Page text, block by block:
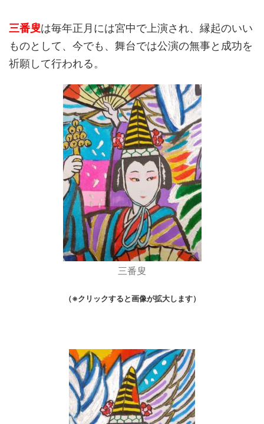
三番叟は毎年正月には宮中で上演され、縁起のいい
ものとして、今でも、舞台では公演の無事と成功を
祈願して行われる。
三番叟
（※クリックすると画像が拡大します）